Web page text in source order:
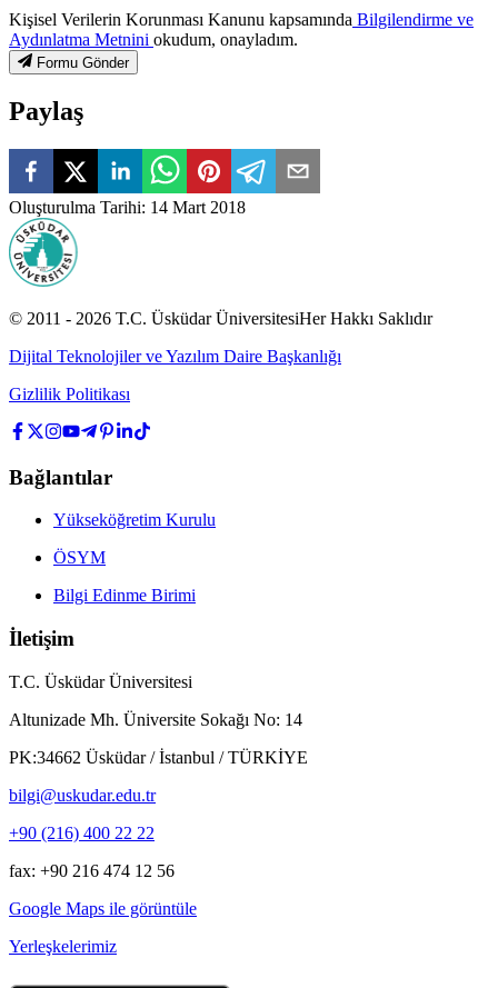
Kişisel Verilerin Korunması Kanunu kapsamında Bilgilendirme ve
Aydınlatma Metnini okudum, onayladım.
Formu Gönder
Paylaş
Oluşturulma Tarihi: 14 Mart 2018
© 2011 - 2026 T.C. Üsküdar ÜniversitesiHer Hakkı Saklıdır
Dijital Teknolojiler ve Yazılım Daire Başkanlığı
Gizlilik Politikası
Bağlantılar
Yükseköğretim Kurulu
ÖSYM
Bilgi Edinme Birimi
İletişim
T.C. Üsküdar Üniversitesi
Altunizade Mh. Üniversite Sokağı No: 14
PK:34662 Üsküdar / İstanbul / TÜRKİYE
bilgi@uskudar.edu.tr
+90 (216) 400 22 22
fax: +90 216 474 12 56
Google Maps ile görüntüle
Yerleşkelerimiz